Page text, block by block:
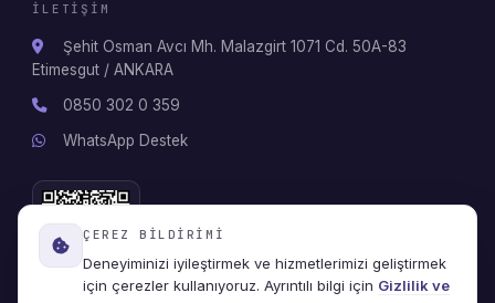
İLETIŞIM
Şehit Osman Avcı Mh. Malazgirt 1071 Cd. 50A-83
Etimesgut / ANKARA
0850 302 0 359
WhatsApp Destek
ÇEREZ BILDIRIMI
Deneyiminizi iyileştirmek ve hizmetlerimizi geliştirmek
için çerezler kullanıyoruz. Ayrıntılı bilgi için Gizlilik ve